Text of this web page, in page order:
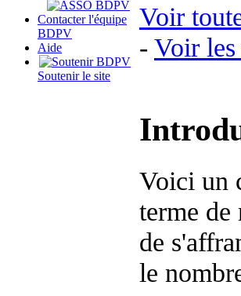
Contacter l'équipe
BDPV
Aide
Soutenir le site
Voir
- Voir les
Voici un
terme
de
le